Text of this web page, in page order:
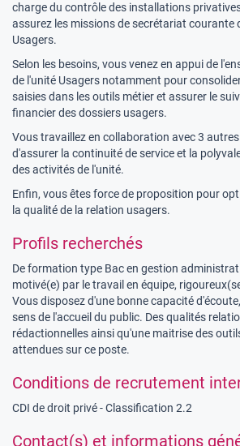
charge du contrôle des installations
assurez les missions de secrétariat courante
Usagers.
Selon les besoins, vous venez en appui de
de l'unité Usagers notamment pour
saisies dans les outils métier et assurer le
financier des dossiers usagers.
Vous travaillez en collaboration avec 3
d'assurer la continuité de service et la
des activités de l'unité.
Enfin, vous êtes force de proposition pour
la qualité de la relation usagers.
Profils recherchés
De formation type Bac en gestion
motivé(e) par le travail en équipe,
Vous disposez d'une bonne capacité
sens de l'accueil du public. Des qualités
rédactionnelles ainsi qu'une maitrise des
attendues sur ce poste.
Conditions de recrutement
CDI de droit privé - Classification 2.2
Contact(s) et informations